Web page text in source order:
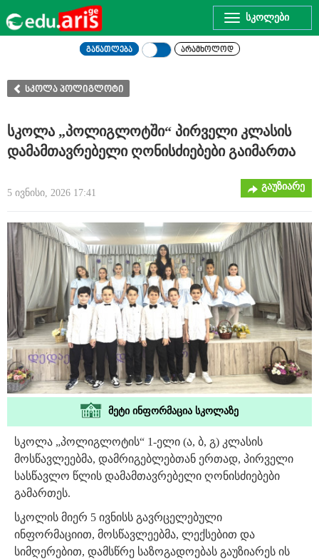
Toggle
navigation
განათლება არამხოლოდ
სკოლა პოლიგლოტი
სკოლა „პოლიგლოტში“ პირველი კლასის
დამამთავრებელი ღონისძიებები გაიმართა
5 ივნისი, 2026 17:41
გაუზიარე
მეტი ინფორმაცია სკოლაზე
სკოლა „პოლიგლოტის“ 1-ელი (ა, ბ, გ) კლასის
მოსწავლეებმა, დამრიგებლებთან ერთად, პირველი
სასწავლო წლის დამამთავრებელი ღონისძიებები
გამართეს.
სკოლის მიერ 5 ივნისს გავრცელებული
ინფორმაციით, მოსწავლეებმა, ლექსებით და
სიმღერებით, დამსწრე საზოგადოებას გაუზიარეს ის